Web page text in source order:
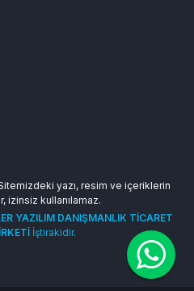
yazı, resim ve içeriklerin
izinsiz kullanılamaz.
YAZILIM DANIŞMANLIK TİCARET
İştirakidir.